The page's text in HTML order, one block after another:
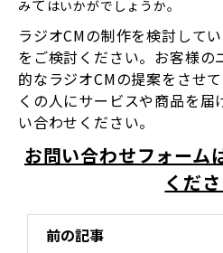
みて はいかがでしょうか。
ラジオCMの制作を検討して
をご検討ください。お客様の
的なラジオCMの提案をさせ
くの人にサービスや商品を届
い合わせください。
お問い合わせフォーム
くだ
前の記事